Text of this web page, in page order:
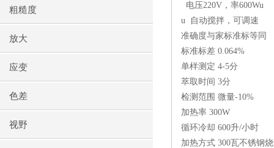
粗糙度
放大
应变
色差
视野
电压220V，率600Wu
u 自动搅拌，可调速
准确度与家标准标等同
标准标差 0.064%
单样测定 4-5分
萃取时间 3分
检测范围 微量-10%
加热率 300W
循环冷却 600升/小时
加热方式 300瓦不锈钢